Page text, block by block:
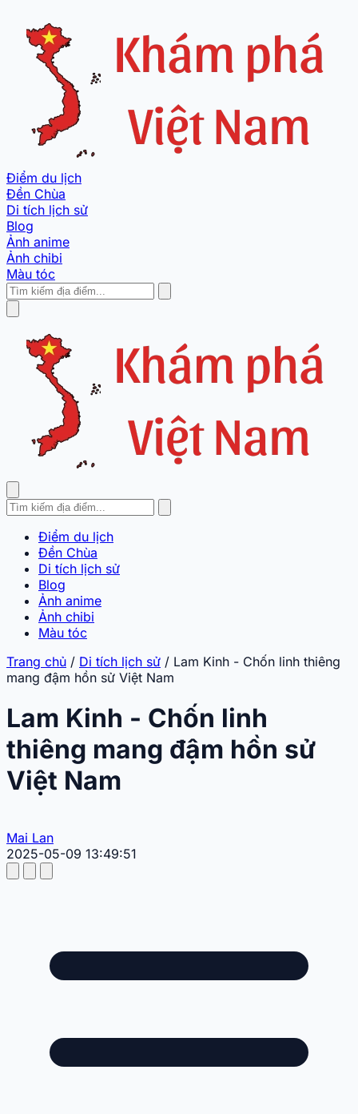
Điểm du lịch
Đền Chùa
Di tích lịch sử
Blog
Ảnh anime
Ảnh chibi
Màu tóc
Điểm du lịch
Đền Chùa
Di tích lịch sử
Blog
Ảnh anime
Ảnh chibi
Màu tóc
Trang chủ / Di tích lịch sử / Lam Kinh - Chốn linh thiêng
mang đậm hồn sử Việt Nam
Lam Kinh - Chốn linh
thiêng mang đậm hồn sử
Việt Nam
Mai Lan
2025-05-09 13:49:51